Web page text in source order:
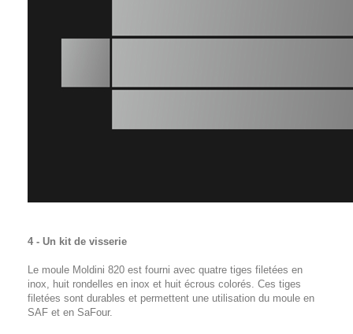
4 - Un kit de visserie
Le moule Moldini 820 est fourni avec quatre tiges filetées en
inox, huit rondelles en inox et huit écrous colorés. Ces tiges
filetées sont durables et permettent une utilisation du moule en
SAF et en SaFour.